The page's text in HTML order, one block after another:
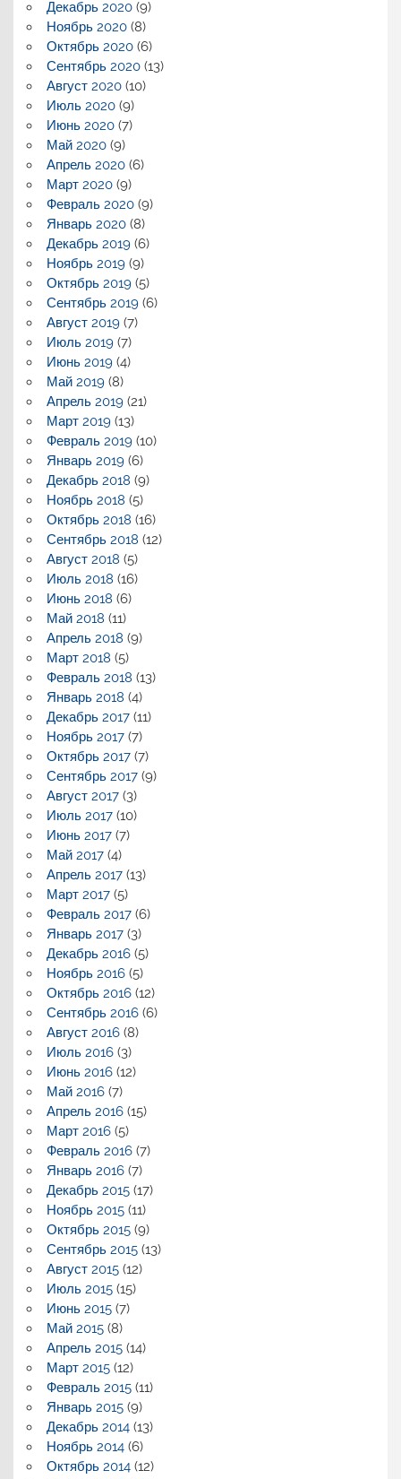
Декабрь 2020(9)
Ноябрь 2020(8)
Октябрь 2020(6)
Сентябрь 2020(13)
Август 2020(10)
Июль 2020(9)
Июнь 2020(7)
Май 2020(9)
Апрель 2020(6)
Март 2020(9)
Февраль 2020(9)
Январь 2020(8)
Декабрь 2019(6)
Ноябрь 2019(9)
Октябрь 2019(5)
Сентябрь 2019(6)
Август 2019(7)
Июль 2019(7)
Июнь 2019(4)
Май 2019(8)
Апрель 2019(21)
Март 2019(13)
Февраль 2019(10)
Январь 2019(6)
Декабрь 2018 (9)
Ноябрь 2018 (5)
Октябрь 2018 (16)
Сентябрь 2018 (12)
Август 2018 (5)
Июль 2018 (16)
Июнь 2018 (6)
Май 2018 (11)
Апрель 2018 (9)
Март 2018 (5)
Февраль 2018 (13)
Январь 2018 (4)
Декабрь 2017(11)
Ноябрь 2017(7)
Октябрь 2017(7)
Сентябрь 2017(9)
Август 2017(3)
Июль 2017(10)
Июнь 2017(7)
Май 2017(4)
Апрель 2017(13)
Март 2017(5)
Февраль 2017(6)
Январь 2017(3)
Декабрь 2016(5)
Ноябрь 2016(5)
Октябрь 2016(12)
Сентябрь 2016(6)
Август 2016(8)
Июль 2016(3)
Июнь 2016(12)
Май 2016(7)
Апрель 2016(15)
Март 2016(5)
Февраль 2016(7)
Январь 2016(7)
Декабрь 2015(17)
Ноябрь 2015(11)
Октябрь 2015(9)
Сентябрь 2015(13)
Август 2015(12)
Июль 2015(15)
Июнь 2015(7)
Май 2015(8)
Апрель 2015(14)
Март 2015(12)
Февраль 2015(11)
Январь 2015(9)
Декабрь 2014(13)
Ноябрь 2014(6)
Октябрь 2014(12)